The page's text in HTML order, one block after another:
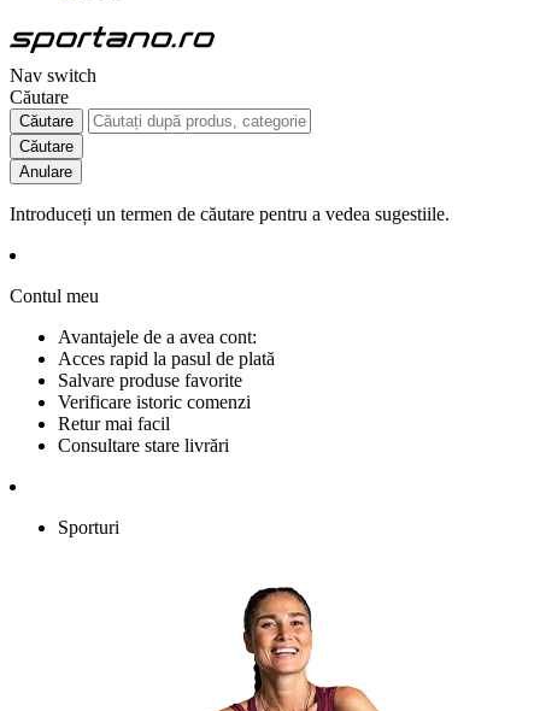
Nav switch
Căutare
Căutare
Căutare
Anulare
Introduceți un termen de căutare pentru a vedea sugestiile.
Contul meu
Avantajele de a avea cont:
Acces rapid la pasul de plată
Salvare produse favorite
Verificare istoric comenzi
Retur mai facil
Consultare stare livrări
Sporturi